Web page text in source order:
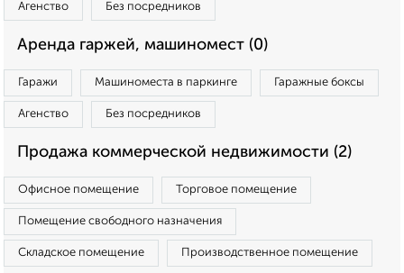
Агенство Без посредников
Аренда гаржей, машиномест (0)
Гаражи Машиноместа в паркинге Гаражные боксы
Агенство Без посредников
Продажа коммерческой недвижимости (2)
Офисное помещение Торговое помещение
Помещение свободного назначения
Складское помещение Производственное помещение